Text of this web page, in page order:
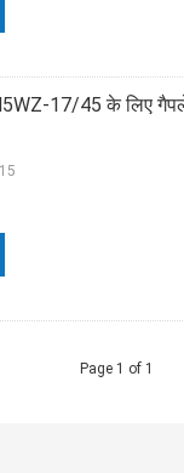
17/45 के लिए
Page 1 of 1